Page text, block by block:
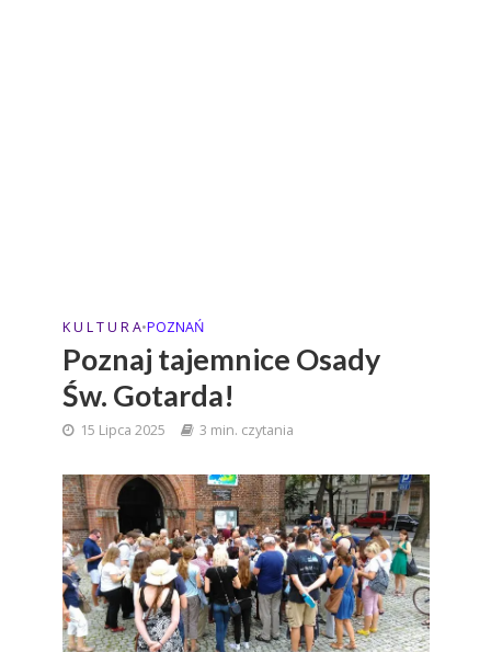
K U L T U R A•POZNAŃ
Poznaj tajemnice Osady
Św. Gotarda!
15 Lipca 2025 3 min. czytania